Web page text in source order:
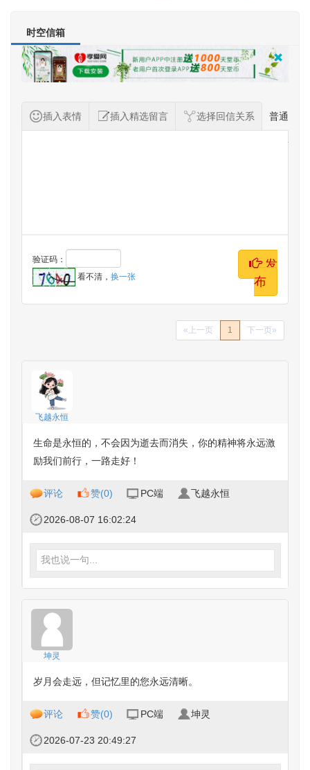
时空信箱
插入表情 插入精选留言 选择回信关系 普通
纪念者留言
验证码：
看不清， 换一张
发
布
«上一页 1 下一页»
飞越永恒
生命是永恒的，不会因为逝去而消失，你的精神将永远激
励我们前行，一路走好！
评论 赞(0) PC端 飞越永恒
2026-08-07 16:02:24
我也说一句...
坤灵
岁月会走远，但记忆里的您永远清晰。
评论 赞(0) PC端 坤灵
2026-07-23 20:49:27